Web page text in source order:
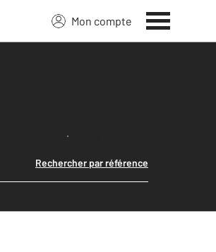
Mon compte
Lancer ma recherche
Rechercher par référence